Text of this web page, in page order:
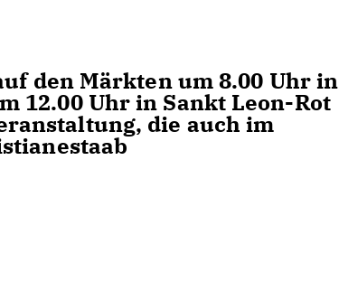
den Märkten um 8.00 Uhr in
12.00 Uhr in Sankt Leon-Rot
die auch im